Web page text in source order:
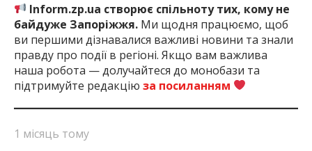
Inform.zp.ua створює спільноту тих, кому не
байдуже Запоріжжя. Ми щодня працюємо, щоб
ви першими дізнавалися важливі новини та знали
правду про події в регіоні. Якщо вам важлива
наша робота — долучайтеся до монобази та
підтримуйте редакцію за посиланням
1 місяць тому